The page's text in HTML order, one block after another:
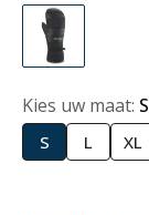
Kies uw maat: S
S L XL